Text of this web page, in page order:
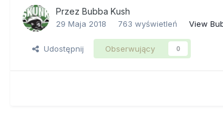
Przez Bubba Kush
29 Maja 2018 763 wyświetleń View
Udostępnij Obserwujący 0